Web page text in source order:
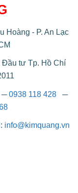
Hoàng - P. An Lạc
Đầu tư Tp. Hồ Chí
0938 118 428─
info@kimquang.vn